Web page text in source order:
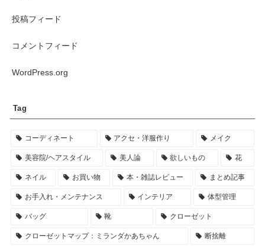
投稿フィード
コメントフィード
WordPress.org
Tag
コーディネート アクセ・洋服作り メイク
美容院/ヘアスタイル 美人論 欲しいもの 花
ネイル お買い物 本・雑誌レビュー まとめ記事
お手入れ・メンテナンス インテリア 体型管理
バッグ 靴 クローゼット
クローゼットマップ：ミランダかあちゃん 断捨離